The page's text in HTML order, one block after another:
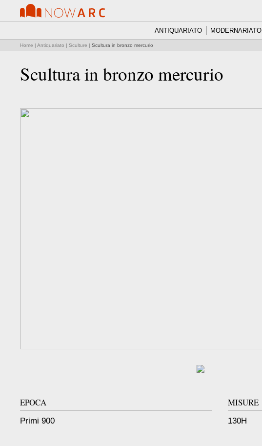
ANTIQUARIATO MODERNARIATO
Home | Antiquariato | Sculture | Scultura in bronzo mercurio
Scultura in bronzo mercurio
EPOCA
Primi 900
MISURE
130H